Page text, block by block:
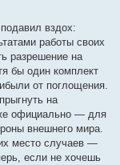
вздох:
работы своих
разрешение на
бы один комплект
от поглощения.
на
официально — для
внешнего мира.
место случаев —
если не хочешь